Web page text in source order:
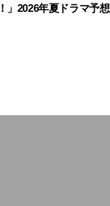
」2026年夏ドラマ予想